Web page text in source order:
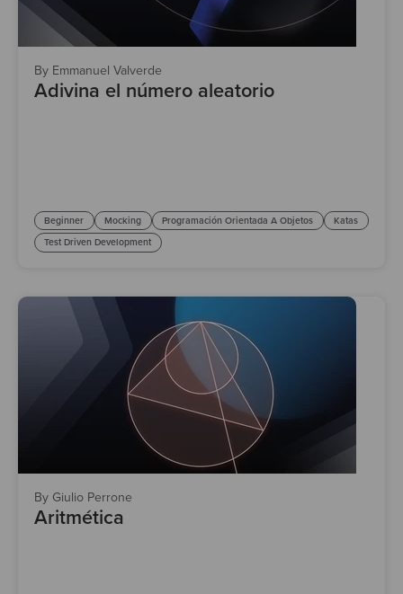
By Emmanuel Valverde
Adivina el número aleatorio
Beginner Mocking Programación Orientada A Objetos
Katas
Test Driven Development
By Giulio Perrone
Aritmética